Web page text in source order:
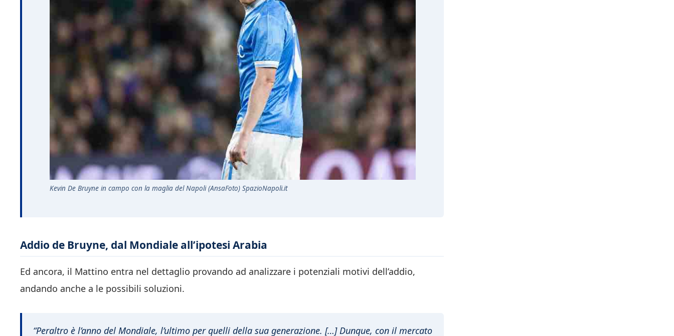
Kevin De Bruyne in campo con la maglia del Napoli (AnsaFoto) SpazioNapoli.it
Addio de Bruyne, dal Mondiale all’ipotesi Arabia
Ed ancora, il Mattino entra nel dettaglio provando ad analizzare i potenziali motivi dell’addio,
andando anche a le possibili soluzioni.
“Peraltro è l’anno del Mondiale, l’ultimo per quelli della sua generazione. […] Dunque, con il mercato